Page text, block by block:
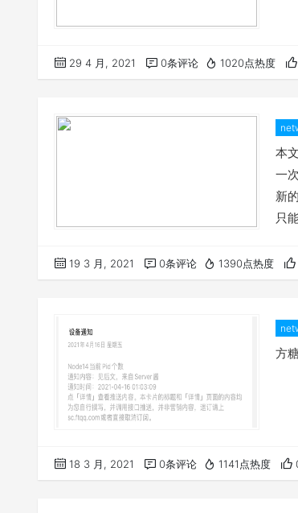
29 4 月, 2021 0条评论 1020点热度
本
一
新
只
19 3 月, 2021 0条评论 1390点热度
方
18 3 月, 2021 0条评论 1141点热度